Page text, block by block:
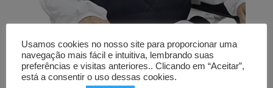
Usamos cookies no nosso site para proporcionar uma
navegação mais fácil e intuitiva, lembrando suas
preferências e visitas anteriores.. Clicando em “Aceitar”,
está a consentir o uso dessas cookies.